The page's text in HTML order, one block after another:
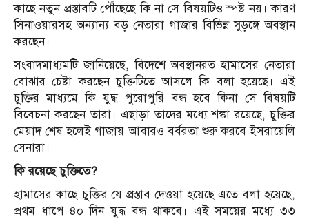
কাছে নতুন প্রস্তাবটি পৌঁছেছে কি না সে বিষয়টিও স্পষ্ট নয়। কারণ
সিনাওয়ারসহ অন্যান্য বড় নেতারা গাজার বিভিন্ন সুড়ঙ্গে অবস্থান
করছেন।
সংবাদমাধ্যমটি জানিয়েছে, বিদেশে অবস্থানরত হামাসের নেতারা
বোঝার চেষ্টা করছেন চুক্তিটিতে আসলে কি বলা হয়েছে। এই
চুক্তির মাধ্যমে কি যুদ্ধ পুরোপুরি বন্ধ হবে কিনা সে বিষয়টি
বিবেচনা করছেন তারা। এছাড়া তাদের মধ্যে শঙ্কা রয়েছে, চুক্তির
মেয়াদ শেষ হলেই গাজায় আবারও বর্বরতা শুরু করবে ইসরায়েলি
সেনারা।
কি রয়েছে চুক্তিতে?
হামাসের কাছে চুক্তির যে প্রস্তাব দেওয়া হয়েছে এতে বলা হয়েছে,
প্রথম ধাপে ৪০ দিন যুদ্ধ বন্ধ থাকবে। এই সময়ের মধ্যে ৩৩